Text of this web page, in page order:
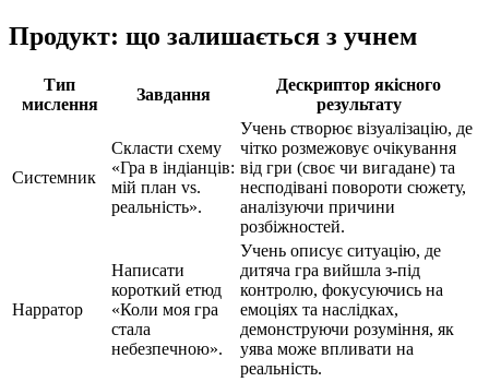
Продукт: що залишається з учнем
Тип
мислення
Завдання
Дескриптор якісного
результату
Системник
Скласти схему
«Гра в індіанців:
мій план vs.
реальність».
Учень створює візуалізацію, де
чітко розмежовує очікування
від гри (своє чи вигадане) та
несподівані повороти сюжету,
аналізуючи причини
розбіжностей.
Нарратор
Написати
короткий етюд
«Коли моя гра
стала
небезпечною».
Учень описує ситуацію, де
дитяча гра вийшла з-під
контролю, фокусуючись на
емоціях та наслідках,
демонструючи розуміння, як
уява може впливати на
реальність.